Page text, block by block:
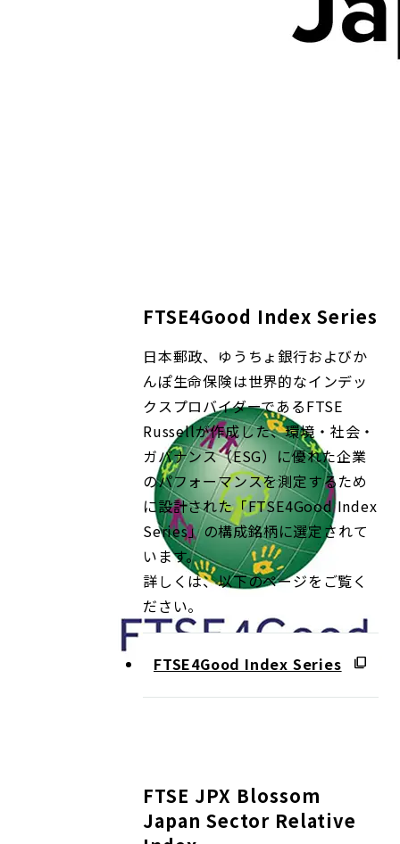
FTSE4Good Index Series
日本郵政、ゆうちょ銀行およびか
んぽ生命保険は世界的なインデッ
クスプロバイダーであるFTSE
Russellが作成した、環境・社会・
ガバナンス（ESG）に優れた企業
のパフォーマンスを測定するため
に設計された「FTSE4Good Index
Series」の構成銘柄に選定されて
います。
詳しくは、以下のページをご覧く
ださい。
FTSE4Good Index Series
FTSE JPX Blossom
Japan Sector Relative